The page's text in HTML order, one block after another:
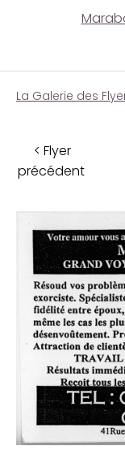
La Galerie des
< Flyer
précédent